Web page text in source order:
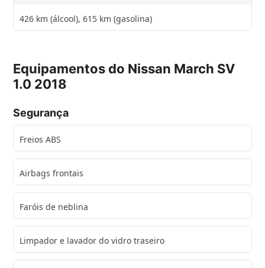
426 km (álcool), 615 km (gasolina)
Equipamentos do Nissan March SV
1.0 2018
Segurança
Freios ABS
Airbags frontais
Faróis de neblina
Limpador e lavador do vidro traseiro